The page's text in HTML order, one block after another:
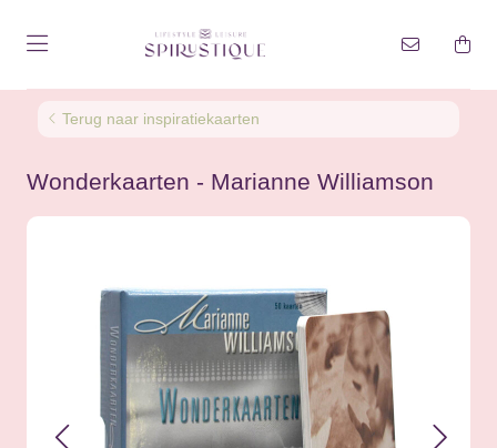
Terug naar inspiratiekaarten
Wonderkaarten - Marianne Williamson